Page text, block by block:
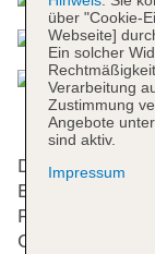
Die 228
Etagen und
Rezeption ist
über "Cookie-
Webseite]
Ein solcher
Verarbeitung
Zustimmung
Angebote
sind aktiv.
Impressum